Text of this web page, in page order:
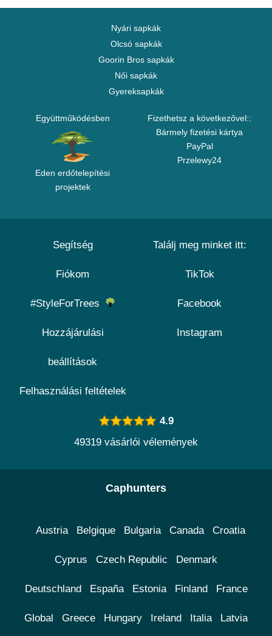
Nyári sapkák
Olcsó sapkák
Goorin Bros sapkák
Női sapkák
Gyereksapkák
Együttműködésben
Eden erdőtelepítési
projektek
Fizethetsz a következővel::
Bármely fizetési kártya
PayPal
Przelewy24
Segítség
Fiókom
#StyleForTrees
Hozzájárulási
beállítások
Felhasználási feltételek
Találj meg minket itt:
TikTok
Facebook
Instagram
4.9
49319 vásárlói vélemények
Caphunters
Austria Belgique Bulgaria Canada Croatia
Cyprus Czech Republic Denmark
Deutschland España Estonia Finland France
Global Greece Hungary Ireland Italia Latvia